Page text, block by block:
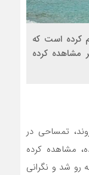
کرده است که
مشاهده کرده
تمساحی در
مشاهده کرده
رو شد و نگرانی